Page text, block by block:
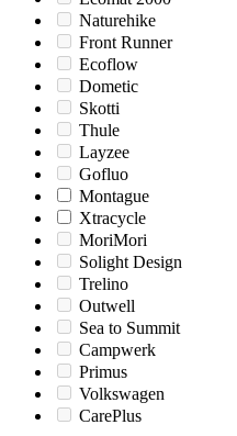
Naturehike
Front Runner
Ecoflow
Dometic
Skotti
Thule
Layzee
Gofluo
Montague
Xtracycle
MoriMori
Solight Design
Trelino
Outwell
Sea to Summit
Campwerk
Primus
Volkswagen
CarePlus